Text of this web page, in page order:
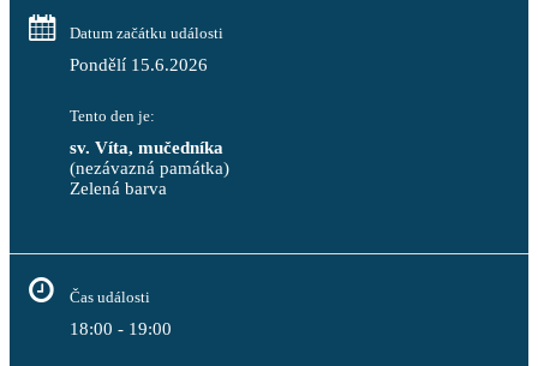
Datum začátku události
Pondělí 15.6.2026
Tento den je:
sv. Víta, mučedníka
(nezávazná památka)
Zelená barva
Čas události
18:00 - 19:00